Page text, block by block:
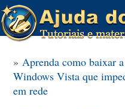
» Aprenda como baixar
Windows Vista que
em rede